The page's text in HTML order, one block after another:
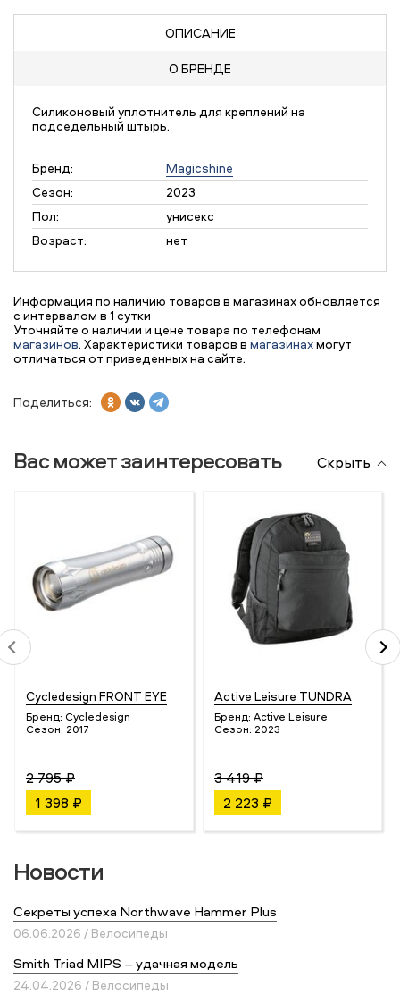
ОПИСАНИЕ
О БРЕНДЕ
Силиконовый уплотнитель для креплений на
подседельный штырь.
Бренд:
Magicshine
Сезон:
2023
Пол:
унисекс
Возраст:
нет
Информация по наличию товаров в магазинах обновляется
с интервалом в 1 сутки
Уточняйте о наличии и цене товара по телефонам
магазинов. Характеристики товаров в магазинахмогут
отличаться от приведенных на сайте.
Поделиться:
Вас может заинтересовать Скрыть
Cycledesign FRONT EYE
Бренд: Cycledesign
Сезон: 2017
2 795 ₽
1 398 ₽
Active Leisure TUNDRA
Бренд: Active Leisure
Сезон: 2023
3 419 ₽
2 223 ₽
Новости
Секреты успеха Northwave Hammer Plus
06.06.2026 / Велосипеды
Smith Triad MIPS – удачная модель
24.04.2026 / Велосипеды